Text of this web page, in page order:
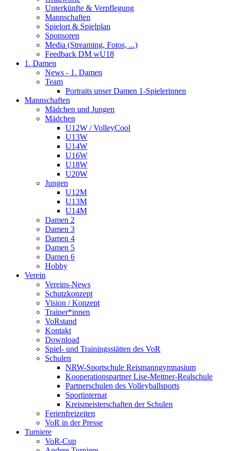
Unterkünfte & Verpflegung
Mannschaften
Spielort & Spielplan
Sponsoren
Media (Streaming, Fotos, ...)
Feedback DM wU18
1. Damen
News - 1. Damen
Team
Portraits unser Damen 1-Spielerinnen
Mannschaften
Mädchen und Jungen
Mädchen
U12W / VolleyCool
U13W
U14W
U16W
U18W
U20W
Jungen
U12M
U13M
U14M
Damen 2
Damen 3
Damen 4
Damen 5
Damen 6
Hobby
Verein
Vereins-News
Schutzkonzept
Vision / Konzept
Trainer*innen
VoRstand
Kontakt
Download
Spiel- und Trainingsstätten des VoR
Schulen
NRW-Sportschule Reismanngymnasium
Kooperationspartner Lise-Meitner-Realschule
Partnerschulen des Volleyballsports
Sportinternat
Kreismeisterschaften der Schulen
Ferienfreizeiten
VoR in der Presse
Turniere
VoR-Cup